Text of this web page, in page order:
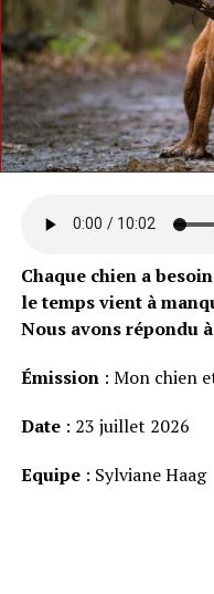
Chaque chien a
le temps vient à
Nous avons répondu
Émission: Mon chien
Date: 23 juillet 2026
Equipe: Sylviane Haag